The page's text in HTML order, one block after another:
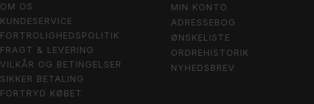
OM OS
KUNDESERVICE
FORTROLIGHEDSPOLITIK
FRAGT & LEVERING
VILKÅR OG BETINGELSER
SIKKER BETALING
FORTRYD KØBET
MIN KONTO
ADRESSEBOG
ØNSKELISTE
ORDREHISTORIK
NYHEDSBREV